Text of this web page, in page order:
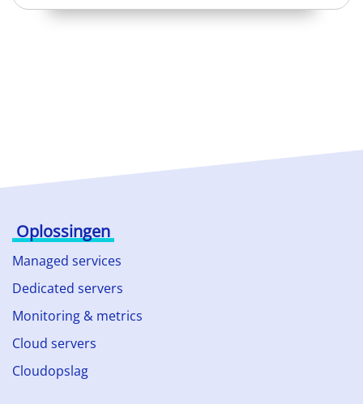
Oplossingen
Managed services
Dedicated servers
Monitoring & metrics
Cloud servers
Cloudopslag